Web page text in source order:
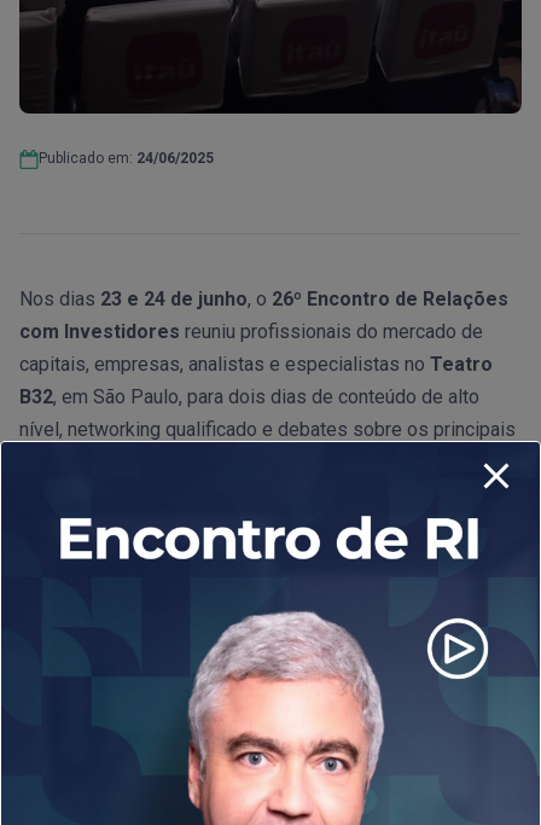
Publicado em: 24/06/2025
Nos dias 23 e 24 de junho, o 26º Encontro de Relações
com Investidores reuniu profissionais do mercado de
capitais, empresas, analistas e especialistas no Teatro
B32, em São Paulo, para dois dias de conteúdo de alto
nível, networking qualificado e debates sobre os principais
Com uma programação diversificada, o evento abordou
assuntos como transformação digital, ESG, transparência,
tendências regulatórias, reforçando o papel estratégico da
área de Relações com Investidores no cenário corporativo
O sucesso do evento foi possível graças ao apoio dos
, que acreditam no fortalecimento da
governança e da comunicação empresarial, e à liderança